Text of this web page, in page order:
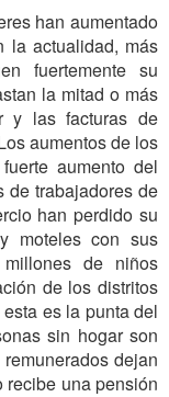
han aumentado
la actualidad, más
fuertemente su
la mitad o más
y las facturas de
aumentos de los
aumento del
de trabajadores de
han perdido su
moteles con sus
de niños
de los distritos
es la punta del
sin hogar son
dejan
recibe una pensión